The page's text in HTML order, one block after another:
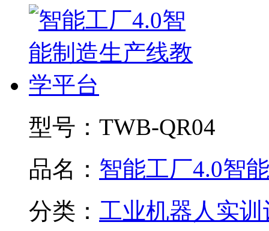
型号： TWB-QR04
品名： 智能工厂4.0智
分类： 工业机器人实训